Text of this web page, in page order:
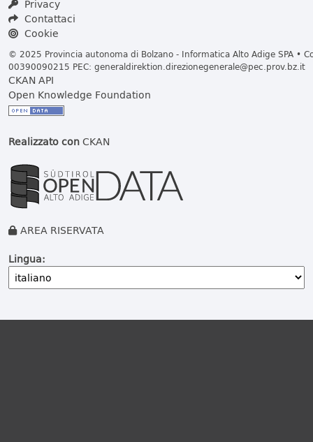
Privacy
Contattaci
Cookie
© 2025 Provincia autonoma di Bolzano - Informatica Alto Adige SPA •
00390090215 PEC: generaldirektion.direzionegenerale@pec.prov.bz.it
CKAN API
Open Knowledge Foundation
Realizzato conCKAN
AREA RISERVATA
Lingua